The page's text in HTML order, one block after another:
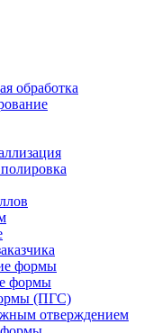
обработка
формы
формы
(ПГС)
отверждением